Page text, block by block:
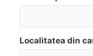
Localitatea din